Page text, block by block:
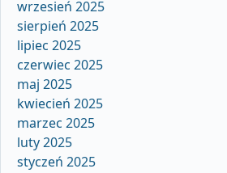
wrzesień 2025
sierpień 2025
lipiec 2025
czerwiec 2025
maj 2025
kwiecień 2025
marzec 2025
luty 2025
styczeń 2025